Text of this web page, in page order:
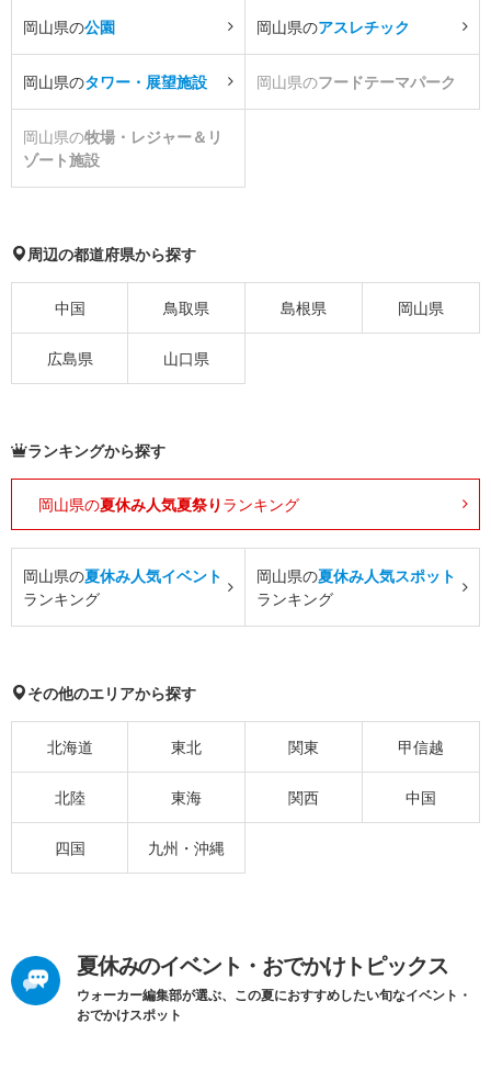
岡山県の公園 岡山県のアスレチック
岡山県のタワー・展望施設 岡山県のフードテーマパーク
岡山県の牧場・レジャー＆リ
ゾート施設
周辺の都道府県から探す
中国 鳥取県 島根県 岡山県
広島県 山口県
ランキングから探す
岡山県の夏休み人気夏祭り ランキング
岡山県の夏休み人気イベント
ランキング
岡山県の夏休み人気スポット
ランキング
その他のエリアから探す
北海道 東北 関東 甲信越
北陸 東海 関西 中国
四国 九州・沖縄
夏休みのイベント・おでかけトピックス
ウォーカー編集部が選ぶ、この夏におすすめしたい旬なイベント・
おでかけスポット